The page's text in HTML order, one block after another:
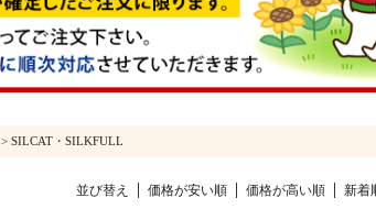
> SILCAT・SILKFULL
並び替え 価格が安い順 価格が高い順 新着